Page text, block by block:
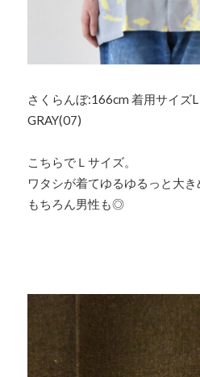
さくらんぼ:166cm 着用サイズL
GRAY(07)
こちらでＬサイズ。
ワタシが着てゆるゆるっと大き
もちろん男性も◎